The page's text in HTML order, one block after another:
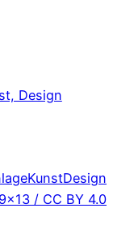
Design
KunstDesign
9×13 / CC BY 4.0